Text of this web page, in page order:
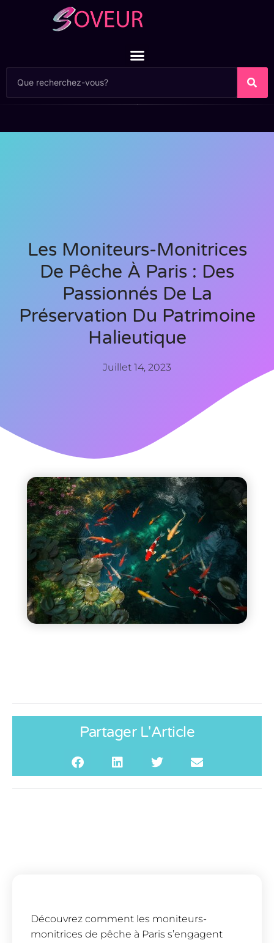
Les Moniteurs-Monitrices
De Pêche À Paris : Des
Passionnés De La
Préservation Du Patrimoine
Halieutique
Juillet 14, 2023
Partager L'Article
Découvrez comment les moniteurs-
monitrices de pêche à Paris s’engagent